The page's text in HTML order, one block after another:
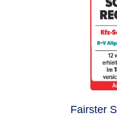
Fairster